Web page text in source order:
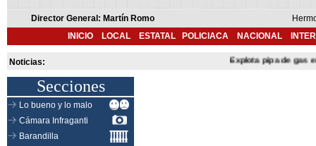
Director General: Martín Romo
INICIO
LOCAL ESTATAL POLICIACA NACIONAL
Noticias: Explota pipa de gas en
Secciones
Lo bueno y lo malo
Cámara Infraganti
Barandilla